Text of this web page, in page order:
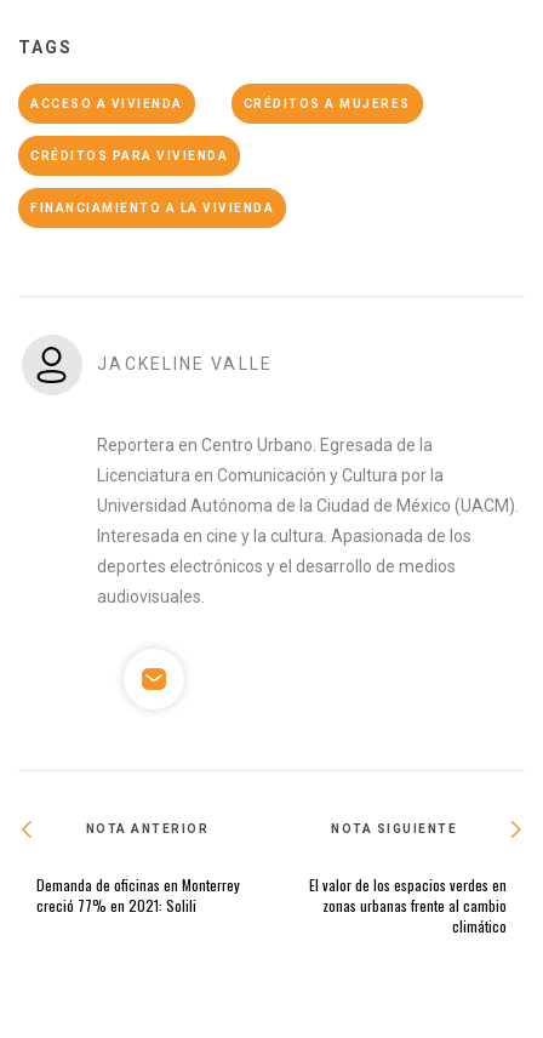
TAGS
ACCESO A VIVIENDA CRÉDITOS A MUJERES
CRÉDITOS PARA VIVIENDA
FINANCIAMIENTO A LA VIVIENDA
JACKELINE VALLE
Reportera en Centro Urbano. Egresada de la
Licenciatura en Comunicación y Cultura por la
Universidad Autónoma de la Ciudad de México (UACM).
Interesada en cine y la cultura. Apasionada de los
deportes electrónicos y el desarrollo de medios
audiovisuales.
NOTA ANTERIOR
Demanda de oficinas en Monterrey
creció 77% en 2021: Solili
NOTA SIGUIENTE
El valor de los espacios verdes en
zonas urbanas frente al cambio
climático